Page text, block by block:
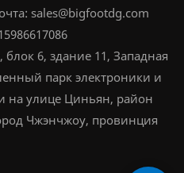
sales@bigfootdg.com
блок 6, здание 11, Западная
парк электроники и
на улице Циньян, район
Чжэнчжоу, провинция